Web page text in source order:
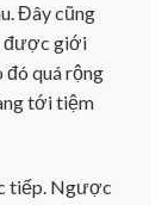
Đây cũng
được giới
đó quá rộng
tới tiệm
tiếp. Ngược